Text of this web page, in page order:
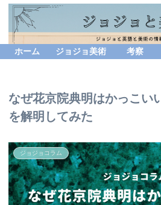
ホーム ジョジョ美術 考察
なぜ花京院典明はかっこい
を解明してみた
ジョジョコラム